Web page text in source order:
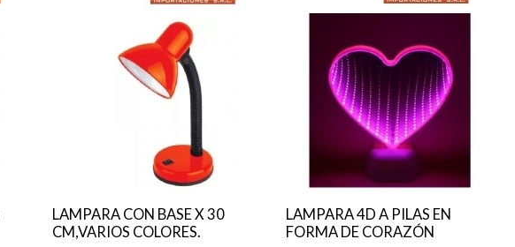
LAMPARA CON BASE X 30
CM,VARIOS COLORES.
LAMPARA 4D A PILAS EN
FORMA DE CORAZÓN